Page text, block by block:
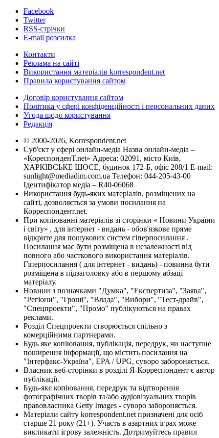
Facebook
Twitter
RSS-стрічки
E-mail розсилка
Контакти
Реклама на сайті
Використання матеріалів korrespondent.net
Правила користування сайтом
Договір користування сайтом
Політика у сфері конфіденційності і персональних даних
Угода щодо користування
Редакція
© 2000-2026, Korrespondent.net
Суб'єкт у сфері онлайн-медіа Назва онлайн-медіа –
«КореспонденТ.net» Адреса: 02091, місто Київ,
ХАРКІВСЬКЕ ШОСЕ, будинок 172-Б, офіс 208/1 E-mail:
sunlight@mediadim.com.ua Телефон: 044-205-43-00
Ідентифікатор медіа – R40-06068
Використання будь-яких матеріалів, розміщених на
сайті, дозволяється за умови посилання на
Корреспондент.net.
При копіюванні матеріалів зі сторінки « Новини України
і світу» , для інтернет - видань - обов'язкове пряме
відкрите для пошукових систем гіперпосилання .
Посилання має бути розміщена в незалежності від
повного або часткового використання матеріалів.
Гіперпосилання ( для інтернет - видань) - повинна бути
розміщена в підзаголовку або в першому абзаці
матеріалу.
Новини з позначками "Думка", "Експертиза", "Заява",
"Регіони", "Гроші", "Влада", "Вибори", "Тест-драйв",
"Спецпроекти", "Промо" публікуються на правах
реклами.
Розділ Спецпроекти створюється спільно з
комерційними партнерами.
Будь яке копіювання, публікація, передрук, чи наступне
поширення інформації, що містить посилання на
"Інтерфакс-Україна", EPA / UPG, суворо забороняється.
Власник веб-сторінки в розділі Я-Корреспондент є автор
публікації.
Будь-яке копіювання, передрук та відтворення
фотографічних творів та/або аудіовізуальних творів
правовласника Getty Images - суворо забороняється.
Матеріали сайту korrespondent.net призначені для осіб
старше 21 року (21+). Участь в азартних іграх може
викликати ігрову залежність. Дотримуйтесь правил